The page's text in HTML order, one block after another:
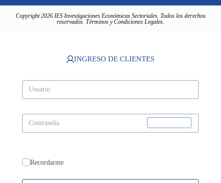
Copyright 2026 IES Investigaciones Económicas Sectoriales. Todos los derechos
reservados. Términos y Condiciones Legales.
INGRESO DE CLIENTES
Recordarme